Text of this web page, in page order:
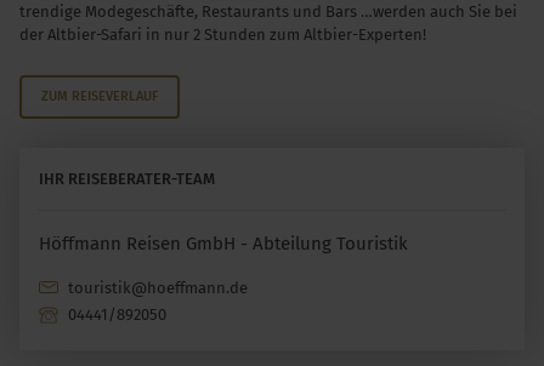
trendige Modegeschäfte, Restaurants und Bars …werden auch Sie bei
der Altbier-Safari in nur 2 Stunden zum Altbier-Experten!
ZUM REISEVERLAUF
IHR REISEBERATER-TEAM
Höffmann Reisen GmbH - Abteilung Touristik
touristik@hoeffmann.de
04441/892050